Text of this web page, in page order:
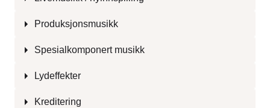
Produksjonsmusikk
Spesialkomponert musikk
Lydeffekter
Kreditering